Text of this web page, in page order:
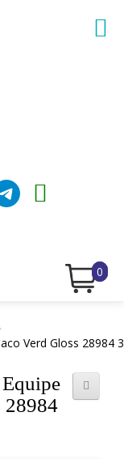
0
Verd Gloss 28984
28984